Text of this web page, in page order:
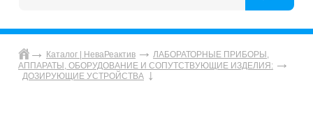
Каталог | НеваРеактив
ЛАБОРАТОРНЫЕ ПРИБОРЫ,
АППАРАТЫ, ОБОРУДОВАНИЕ И СОПУТСТВУЮЩИЕ ИЗДЕЛИЯ:
ДОЗИРУЮЩИЕ УСТРОЙСТВА